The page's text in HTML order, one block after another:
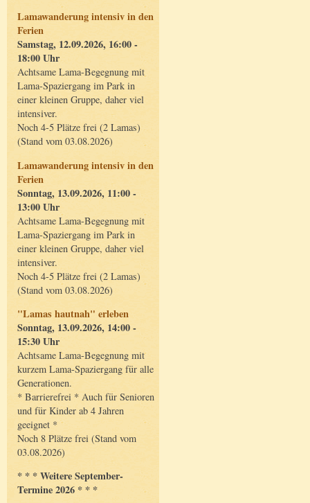
Lamawanderung intensiv in den
Ferien
Samstag, 12.09.2026, 16:00 -
18:00 Uhr
Achtsame Lama-Begegnung mit
Lama-Spaziergang im Park in
einer kleinen Gruppe, daher viel
intensiver.
Noch 4-5 Plätze frei (2 Lamas)
(Stand vom 03.08.2026)
Lamawanderung intensiv in den
Ferien
Sonntag, 13.09.2026, 11:00 -
13:00 Uhr
Achtsame Lama-Begegnung mit
Lama-Spaziergang im Park in
einer kleinen Gruppe, daher viel
intensiver.
Noch 4-5 Plätze frei (2 Lamas)
(Stand vom 03.08.2026)
"Lamas hautnah" erleben
Sonntag, 13.09.2026, 14:00 -
15:30 Uhr
Achtsame Lama-Begegnung mit
kurzem Lama-Spaziergang für alle
Generationen.
* Barrierefrei * Auch für Senioren
und für Kinder ab 4 Jahren
geeignet *
Noch 8 Plätze frei (Stand vom
03.08.2026)
* * * Weitere September-
Termine 2026 * * *